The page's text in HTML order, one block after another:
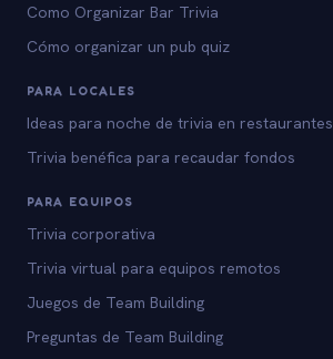
Como Organizar Bar Trivia
Cómo organizar un pub quiz
PARA LOCALES
Ideas para noche de trivia en restaurantes
Trivia benéfica para recaudar fondos
PARA EQUIPOS
Trivia corporativa
Trivia virtual para equipos remotos
Juegos de Team Building
Preguntas de Team Building